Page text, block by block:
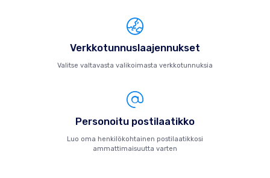
Verkkotunnuslaajennukset
Valitse valtavasta valikoimasta verkkotunnuksia
Personoitu postilaatikko
Luo oma henkilökohtainen postilaatikkosi
ammattimaisuutta varten